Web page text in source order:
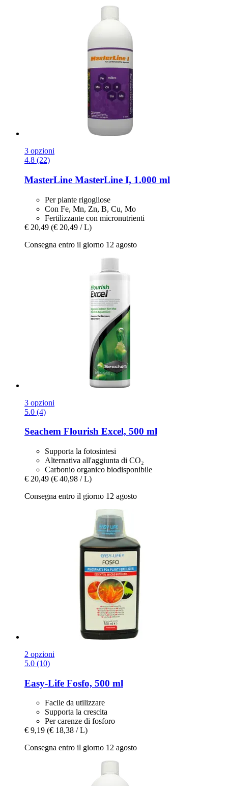
3 opzioni
4.8 (22)
MasterLine MasterLine I, 1.000 ml
Per piante rigogliose
Con Fe, Mn, Zn, B, Cu, Mo
Fertilizzante con micronutrienti
€ 20,49 (€ 20,49 / L)
Consegna entro il giorno 12 agosto
3 opzioni
5.0 (4)
Seachem Flourish Excel, 500 ml
Supporta la fotosintesi
Alternativa all'aggiunta di CO₂
Carbonio organico biodisponibile
€ 20,49 (€ 40,98 / L)
Consegna entro il giorno 12 agosto
2 opzioni
5.0 (10)
Easy-Life Fosfo, 500 ml
Facile da utilizzare
Supporta la crescita
Per carenze di fosforo
€ 9,19 (€ 18,38 / L)
Consegna entro il giorno 12 agosto